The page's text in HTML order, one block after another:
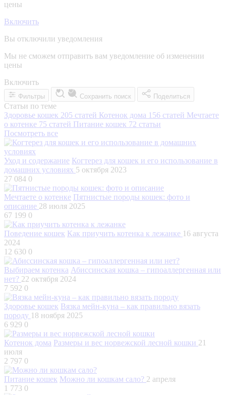
цены
Включить
Вы отключили уведомления
Мы не сможем отправить вам уведомление об изменении
цены
Включить
Фильтры Сохранить поиск Поделиться
Статьи по теме
Здоровье кошек 205 статей Котенок дома 156 статей Мечтаете
о котенке 75 статей Питание кошек 72 статьи
Посмотреть все
Уход и содержание Когтерез для кошек и его использование в
домашних условиях 5 октября 2023
27 084 0
Мечтаете о котенке Пятнистые породы кошек: фото и
описание 28 июля 2025
67 199 0
Поведение кошек Как приучить котенка к лежанке 16 августа
2024
12 630 0
Выбираем котенка Абиссинская кошка – гипоаллергенная или
нет? 22 октября 2024
7 592 0
Здоровье кошек Вязка мейн-куна – как правильно вязать
породу 18 ноября 2025
6 929 0
Котенок дома Размеры и вес норвежской лесной кошки 21
июля
2 797 0
Питание кошек Можно ли кошкам сало? 2 апреля
1 773 0